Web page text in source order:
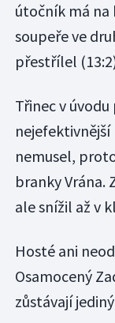
útočník má na
soupeře ve
přestřílel
Třinec v
nemusel,
branky Vrána.
ale snížil až v
Hosté ani
Osamocený
zůstávají